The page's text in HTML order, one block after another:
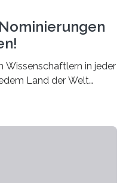
Wissenschaftlern in jeder
Land der Welt